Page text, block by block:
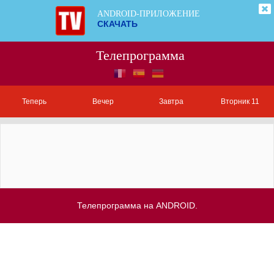
ANDROID-ПРИЛОЖЕНИЕ
СКАЧАТЬ
Телепрограмма
Теперь Вечер Завтра Вторник 11
Телепрограмма на ANDROID.